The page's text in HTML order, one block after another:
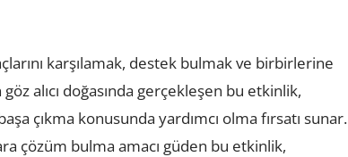
karşılamak, destek bulmak ve birbirlerine
alıcı doğasında gerçekleşen bu etkinlik,
çıkma konusunda yardımcı olma fırsatı sunar.
çözüm bulma amacı güden bu etkinlik,